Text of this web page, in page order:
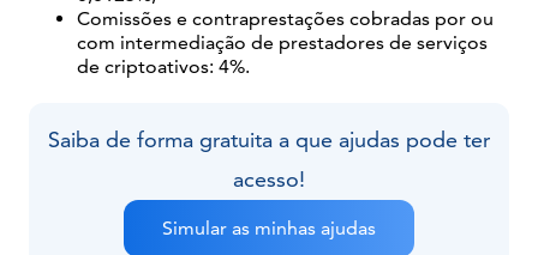
Comissões e contraprestações cobradas por ou
com intermediação de prestadores de serviços
de criptoativos: 4%.
Saiba de forma gratuita a que ajudas pode ter
acesso!
Simular as minhas ajudas